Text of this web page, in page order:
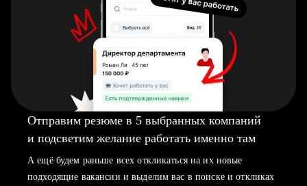
Отправим резюме в 5 выбранных компаний
и подсветим желание работать именно там
А ещё будем раньше всех откликаться на их новые
подходящие вакансии и выделим вас в поиске и откликах